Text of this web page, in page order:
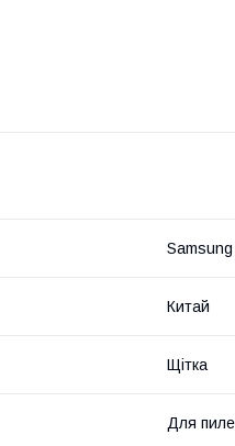
Samsung
Китай
Щітка
Для